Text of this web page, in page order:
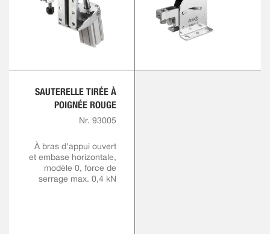
SAUTERELLE TIRÉE À
POIGNÉE ROUGE
Nr. 93005
À bras d'appui ouvert
et embase horizontale,
modèle 0, force de
serrage max. 0,4 kN